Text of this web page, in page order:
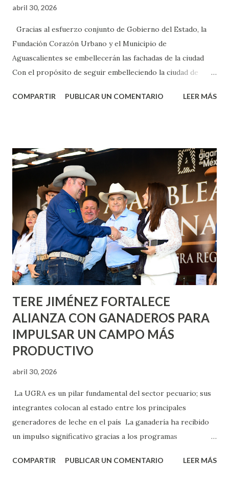
abril 30, 2026
Gracias al esfuerzo conjunto de Gobierno del Estado, la
Fundación Corazón Urbano y el Municipio de
Aguascalientes se embellecerán las fachadas de la ciudad
Con el propósito de seguir embelleciendo la ciudad de
municipal, Leo Montañez dio inicio al programa
Corazón Urbano y el Municipio capital. Leo Montañez
informó que en este programa se usarán cerca de 90 mil
metros cuadrados de pintura, para dar inicio en la calle
Nieto, entre Jesús F. Elizondo y la calle 22 de Octubre, con
lo que se aplicará pintura en 66 casas. Posteriormente se
llevará este programa a Villas de Nuestra Señora de la
Asunción, Avenida Alameda y Decreto 27 de Septiembre, en
los edificios FOVISSSTE Ojo de Agua, en la comunidad
Norias de Paso Hondo y en los edificios de...
COMPARTIR PUBLICAR UN COMENTARIO LEER MÁS
TERE JIMÉNEZ FORTALECE
ALIANZA CON GANADEROS PARA
IMPULSAR UN CAMPO MÁS
PRODUCTIVO
abril 30, 2026
La UGRA es un pilar fundamental del sector pecuario; sus
integrantes colocan al estado entre los principales
generadores de leche en el país La ganadería ha recibido
un impulso significativo gracias a los programas
muestra de su respaldo firme y decidido al campo, la
COMPARTIR PUBLICAR UN COMENTARIO LEER MÁS